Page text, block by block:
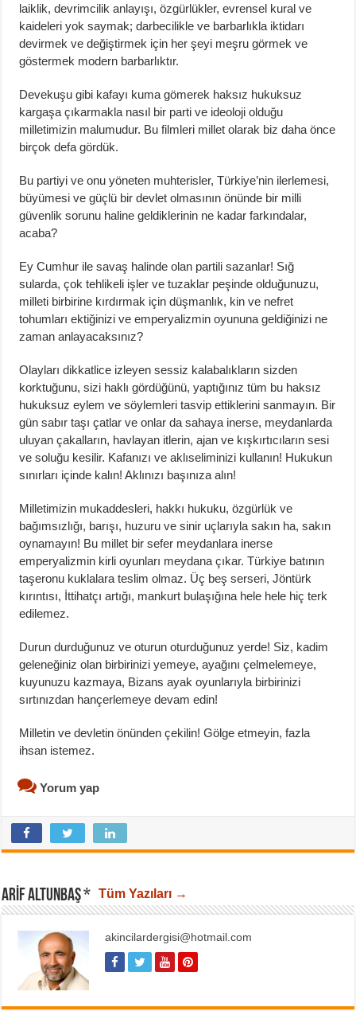
laiklik, devrimcilik anlayışı, özgürlükler, evrensel kural ve
kaideleri yok saymak; darbecilikle ve barbarlıkla iktidarı
devirmek ve değiştirmek için her şeyi meşru görmek ve
göstermek modern barbarlıktır.
Devekuşu gibi kafayı kuma gömerek haksız hukuksuz
kargaşa çıkarmakla nasıl bir parti ve ideoloji olduğu
milletimizin malumudur. Bu filmleri millet olarak biz daha önce
birçok defa gördük.
Bu partiyi ve onu yöneten muhterisler, Türkiye’nin ilerlemesi,
büyümesi ve güçlü bir devlet olmasının önünde bir milli
güvenlik sorunu haline geldiklerinin ne kadar farkındalar,
acaba?
Ey Cumhur ile savaş halinde olan partili sazanlar! Sığ
sularda, çok tehlikeli işler ve tuzaklar peşinde olduğunuzu,
milleti birbirine kırdırmak için düşmanlık, kin ve nefret
tohumları ektiğinizi ve emperyalizmin oyununa geldiğinizi ne
zaman anlayacaksınız?
Olayları dikkatlice izleyen sessiz kalabalıkların sizden
korktuğunu, sizi haklı gördüğünü, yaptığınız tüm bu haksız
hukuksuz eylem ve söylemleri tasvip ettiklerini sanmayın. Bir
gün sabır taşı çatlar ve onlar da sahaya inerse, meydanlarda
uluyan çakalların, havlayan itlerin, ajan ve kışkırtıcıların sesi
ve soluğu kesilir. Kafanızı ve aklıseliminizi kullanın! Hukukun
sınırları içinde kalın! Aklınızı başınıza alın!
Milletimizin mukaddesleri, hakkı hukuku, özgürlük ve
bağımsızlığı, barışı, huzuru ve sinir uçlarıyla sakın ha, sakın
oynamayın! Bu millet bir sefer meydanlara inerse
emperyalizmin kirli oyunları meydana çıkar. Türkiye batının
taşeronu kuklalara teslim olmaz. Üç beş serseri, Jöntürk
kırıntısı, İttihatçı artığı, mankurt bulaşığına hele hele hiç terk
edilemez.
Durun durduğunuz ve oturun oturduğunuz yerde! Siz, kadim
geleneğiniz olan birbirinizi yemeye, ayağını çelmelemeye,
kuyunuzu kazmaya, Bizans ayak oyunlarıyla birbirinizi
sırtınızdan hançerlemeye devam edin!
Milletin ve devletin önünden çekilin! Gölge etmeyin, fazla
ihsan istemez.
Yorum yap
ARIF ALTUNBAŞ * Tüm Yazıları →
akincilardergisi@hotmail.com